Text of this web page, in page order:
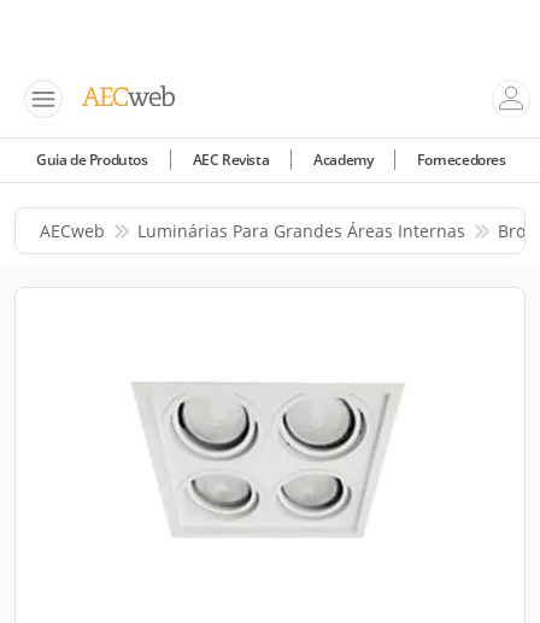
Guia de Produtos AEC Revista Academy Fornecedores
AECweb Luminárias Para Grandes Áreas Internas